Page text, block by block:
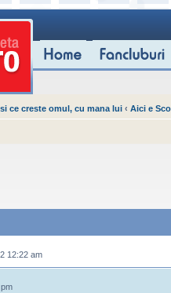
ce creste omul, cu mana lui ‹ Aici e
12:22 am